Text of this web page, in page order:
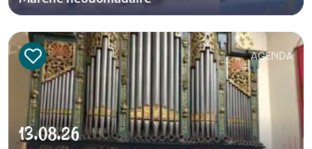
AGENDA
13.08.26